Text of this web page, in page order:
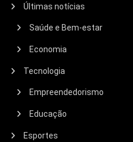
Últimas notícias
Saúde e Bem-estar
Economia
Tecnologia
Empreendedorismo
Educação
Esportes